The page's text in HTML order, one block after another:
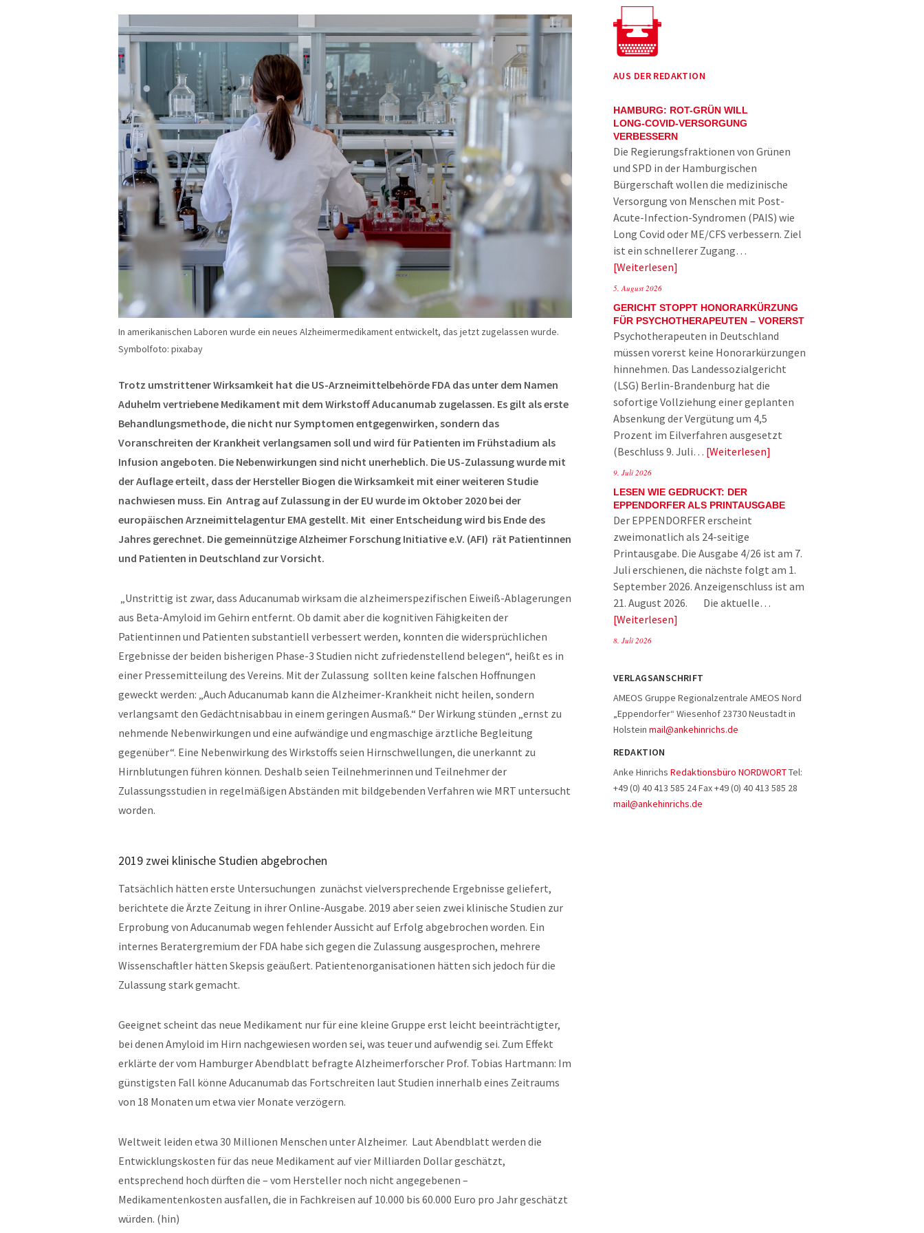
In amerikanischen Laboren wurde ein neues Alzheimermedikament entwickelt, das jetzt zugelassen wurde.
Symbolfoto: pixabay
Trotz umstrittener Wirksamkeit hat die US-Arzneimittelbehörde FDA das unter dem Namen
Aduhelm vertriebene Medikament mit dem Wirkstoff Aducanumab zugelassen. Es gilt als erste
Behandlungsmethode, die nicht nur Symptomen entgegenwirken, sondern das
Voranschreiten der Krankheit verlangsamen soll und wird für Patienten im Frühstadium als
Infusion angeboten. Die Nebenwirkungen sind nicht unerheblich. Die US-Zulassung wurde mit
der Auflage erteilt, dass der Hersteller Biogen die Wirksamkeit mit einer weiteren Studie
nachwiesen muss. Ein Antrag auf Zulassung in der EU wurde im Oktober 2020 bei der
europäischen Arzneimittelagentur EMA gestellt. Mit einer Entscheidung wird bis Ende des
Jahres gerechnet. Die gemeinnützige Alzheimer Forschung Initiative e.V. (AFI) rät Patientinnen
und Patienten in Deutschland zur Vorsicht.
„Unstrittig ist zwar, dass Aducanumab wirksam die alzheimerspezifischen Eiweiß-Ablagerungen
aus Beta-Amyloid im Gehirn entfernt. Ob damit aber die kognitiven Fähigkeiten der
Patientinnen und Patienten substantiell verbessert werden, konnten die widersprüchlichen
Ergebnisse der beiden bisherigen Phase-3 Studien nicht zufriedenstellend belegen“, heißt es in
einer Pressemitteilung des Vereins. Mit der Zulassung sollten keine falschen Hoffnungen
geweckt werden: „Auch Aducanumab kann die Alzheimer-Krankheit nicht heilen, sondern
verlangsamt den Gedächtnisabbau in einem geringen Ausmaß.“ Der Wirkung stünden „ernst zu
nehmende Nebenwirkungen und eine aufwändige und engmaschige ärztliche Begleitung
gegenüber“. Eine Nebenwirkung des Wirkstoffs seien Hirnschwellungen, die unerkannt zu
Hirnblutungen führen können. Deshalb seien Teilnehmerinnen und Teilnehmer der
Zulassungsstudien in regelmäßigen Abständen mit bildgebenden Verfahren wie MRT untersucht
worden.
2019 zwei klinische Studien abgebrochen
Tatsächlich hätten erste Untersuchungen zunächst vielversprechende Ergebnisse geliefert,
berichtete die Ärzte Zeitung in ihrer Online-Ausgabe. 2019 aber seien zwei klinische Studien zur
Erprobung von Aducanumab wegen fehlender Aussicht auf Erfolg abgebrochen worden. Ein
internes Beratergremium der FDA habe sich gegen die Zulassung ausgesprochen, mehrere
Wissenschaftler hätten Skepsis geäußert. Patientenorganisationen hätten sich jedoch für die
Zulassung stark gemacht.
Geeignet scheint das neue Medikament nur für eine kleine Gruppe erst leicht beeinträchtigter,
bei denen Amyloid im Hirn nachgewiesen worden sei, was teuer und aufwendig sei. Zum Effekt
erklärte der vom Hamburger Abendblatt befragte Alzheimerforscher Prof. Tobias Hartmann: Im
günstigsten Fall könne Aducanumab das Fortschreiten laut Studien innerhalb eines Zeitraums
von 18 Monaten um etwa vier Monate verzögern.
Weltweit leiden etwa 30 Millionen Menschen unter Alzheimer. Laut Abendblatt werden die
Entwicklungskosten für das neue Medikament auf vier Milliarden Dollar geschätzt,
entsprechend hoch dürften die – vom Hersteller noch nicht angegebenen –
Medikamentenkosten ausfallen, die in Fachkreisen auf 10.000 bis 60.000 Euro pro Jahr geschätzt
würden. (hin)
AUS DER REDAKTION
HAMBURG: ROT-GRÜN WILL
LONG-COVID-VERSORGUNG
VERBESSERN
Die Regierungsfraktionen von Grünen
und SPD in der Hamburgischen
Bürgerschaft wollen die medizinische
Versorgung von Menschen mit Post-
Acute-Infection-Syndromen (PAIS) wie
Long Covid oder ME/CFS verbessern. Ziel
ist ein schnellerer Zugang…
Weiterlesen
5. August 2026
GERICHT STOPPT HONORARKÜRZUNG
FÜR PSYCHOTHERAPEUTEN – VORERST
Psychotherapeuten in Deutschland
müssen vorerst keine Honorarkürzungen
hinnehmen. Das Landessozialgericht
(LSG) Berlin-Brandenburg hat die
sofortige Vollziehung einer geplanten
Absenkung der Vergütung um 4,5
Prozent im Eilverfahren ausgesetzt
(Beschluss 9. Juli… Weiterlesen
9. Juli 2026
LESEN WIE GEDRUCKT: DER
EPPENDORFER ALS PRINTAUSGABE
Der EPPENDORFER erscheint
zweimonatlich als 24-seitige
Printausgabe. Die Ausgabe 4/26 ist am 7.
Juli erschienen, die nächste folgt am 1.
September 2026. Anzeigenschluss ist am
21. August 2026. Die aktuelle…
Weiterlesen
8. Juli 2026
VERLAGSANSCHRIFT
AMEOS Gruppe Regionalzentrale AMEOS Nord
„Eppendorfer“ Wiesenhof 23730 Neustadt in
Holstein mail@ankehinrichs.de
REDAKTION
Anke Hinrichs Redaktionsbüro NORDWORTTel:
+49 (0) 40 413 585 24 Fax +49 (0) 40 413 585 28
mail@ankehinrichs.de